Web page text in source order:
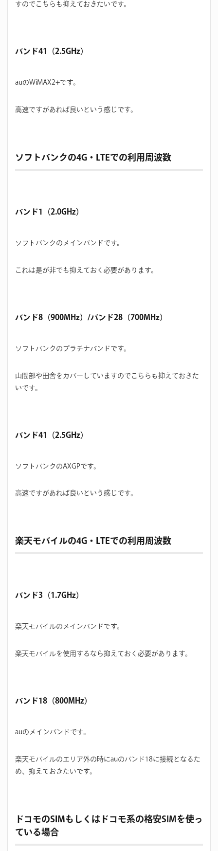
すのでこちらも抑えておきたいです。
バンド41（2.5GHz）
auのWiMAX2+です。
高速ですがあれば良いという感じです。
ソフトバンクの4G・LTEでの利用周波数
バンド1（2.0GHz）
ソフトバンクのメインバンドです。
これは是が非でも抑えておく必要があります。
バンド8（900MHz）/バンド28（700MHz）
ソフトバンクのプラチナバンドです。
山間部や田舎をカバーしていますのでこちらも抑えておきた
いです。
バンド41（2.5GHz）
ソフトバンクのAXGPです。
高速ですがあれば良いという感じです。
楽天モバイルの4G・LTEでの利用周波数
バンド3（1.7GHz）
楽天モバイルのメインバンドです。
楽天モバイルを使用するなら抑えておく必要があります。
バンド18（800MHz）
auのメインバンドです。
楽天モバイルのエリア外の時にauのバンド18に接続となるた
め、抑えておきたいです。
ドコモのSIMもしくはドコモ系の格安SIMを使っ
ている場合